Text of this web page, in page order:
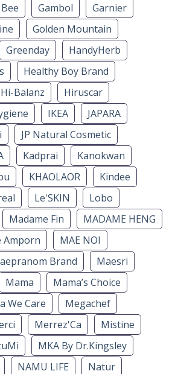
Gambol
Garnier
Golden Mountain
Greenday
HandyHerb
Healthy Boy Brand
Hi-Balanz
Hiruscar
IKEA
JAPARA
JP Natural Cosmetic
Kadprai
Kanokwan
KHAOLAOR
Kindee
Le'SKIN
Lobo
Madame Fin
MADAME HENG
Amporn
MAE NOI
Brand
Maesri
Mama
Mama’s Choice
We Care
Megachef
Merrez'Ca
Mistine
MKA By Dr.Kingsley
NAMU LIFE
Natur